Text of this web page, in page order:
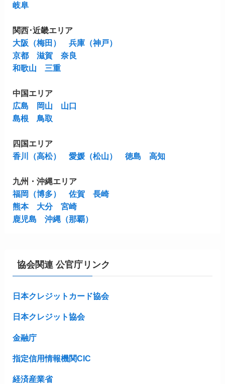
岐阜
関西･近畿エリア
大阪（梅田）
兵庫（神戸）
京都
滋賀
奈良
和歌山
三重
中国エリア
広島
岡山
山口
島根
鳥取
四国エリア
香川（高松）
愛媛（松山） 徳島 高知
九州・沖縄エリア
福岡（博多）
佐賀
長崎
熊本
大分
宮崎
鹿児島
沖縄（那覇）
協会関連 公官庁リンク
日本クレジットカード協会
日本クレジット協会
金融庁
指定信用情報機関CIC
経済産業省